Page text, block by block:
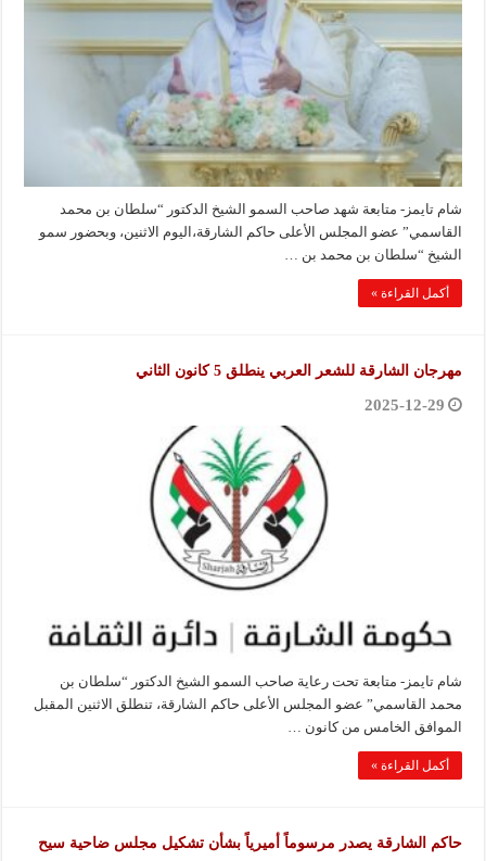
شام تايمز- متابعة شهد صاحب السمو الشيخ الدكتور “سلطان بن محمد
القاسمي” عضو المجلس الأعلى حاكم الشارقة،اليوم الاثنين، وبحضور سمو
الشيخ “سلطان بن محمد بن …
أكمل القراءة »
مهرجان الشارقة للشعر العربي ينطلق 5 كانون الثاني
2025-12-29
شام تايمز- متابعة تحت رعاية صاحب السمو الشيخ الدكتور “سلطان بن
محمد القاسمي” عضو المجلس الأعلى حاكم الشارقة، تنطلق الاثنين المقبل
الموافق الخامس من كانون …
أكمل القراءة »
حاكم الشارقة يصدر مرسوماً أميرياً بشأن تشكيل مجلس ضاحية سيح